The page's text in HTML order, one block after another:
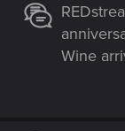
Wine